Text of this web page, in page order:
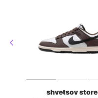
shvetsov store